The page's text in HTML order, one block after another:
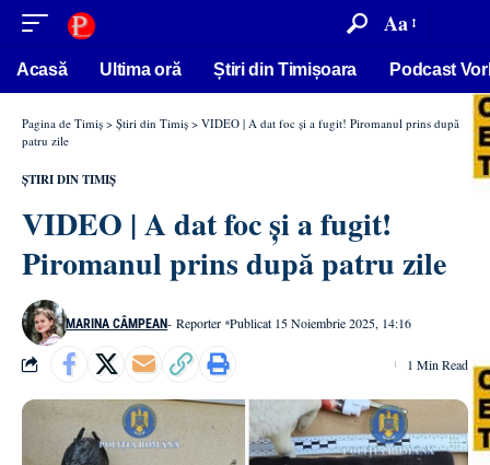
conținut Aa
Acasă Ultima oră Știri din Timișoara Podcast
Pagina de Timiș > Știri din Timiș > VIDEO | A dat foc și a fugit! Piromanul prins după
patru zile
ȘTIRI DIN TIMIȘ
VIDEO | A dat foc și a fugit!
Piromanul prins după patru zile
MARINA CÂMPEAN- Reporter Publicat 15 Noiembrie 2025, 14:16
1 Min Read